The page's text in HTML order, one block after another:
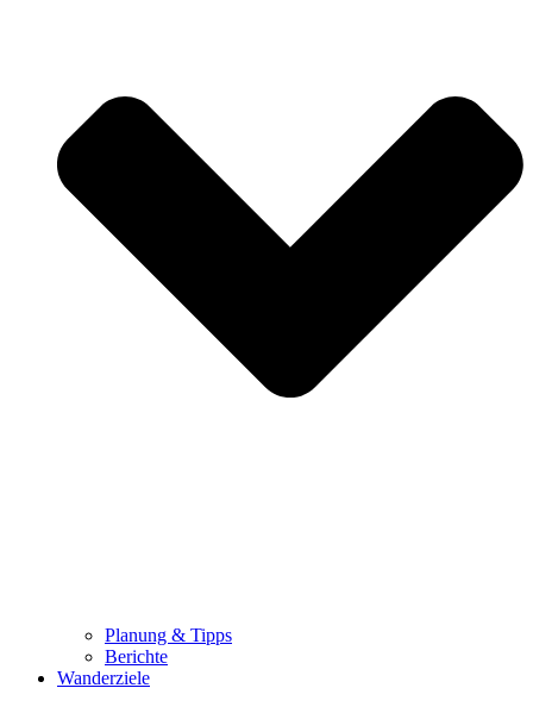
Planung & Tipps
Berichte
Wanderziele